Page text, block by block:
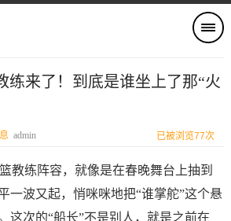
练来了！到底是谁坐上了那“火
admin 已被浏览77次
教练阵容，就像是在春晚舞台上抽到
一波又起，悄咪咪地把“谁掌舵”这个悬
这次的“船长”不是别人，就是之前在